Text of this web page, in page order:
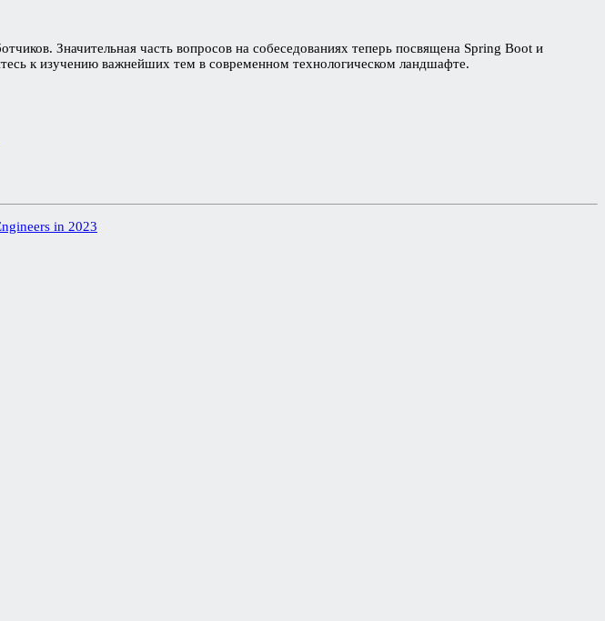
Значительная часть вопросов на собеседованиях теперь посвящена Spring Boot и
к изучению важнейших тем в современном технологическом ландшафте.
in 2023